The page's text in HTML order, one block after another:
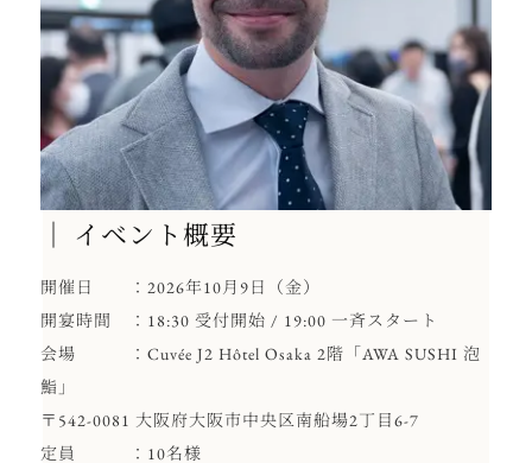
｜ イベント概要
開催日 ：2026年10月9日（金）
開宴時間 ：18:30 受付開始 / 19:00 一斉スタート
会場 ：Cuvée J2 Hôtel Osaka 2階「AWA SUSHI 泡
鮨」
〒542-0081 大阪府大阪市中央区南船場2丁目6-7
定員 ：10名様